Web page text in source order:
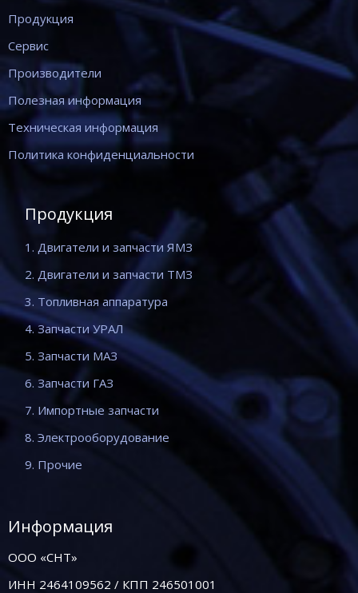
Продукция
Сервис
Производители
Полезная информация
Техническая информация
Политика конфиденциальности
Продукция
1. Двигатели и запчасти ЯМЗ
2. Двигатели и запчасти ТМЗ
3. Топливная аппаратура
4. Запчасти УРАЛ
5. Запчасти МАЗ
6. Запчасти ГАЗ
7. Импортные запчасти
8. Электрооборудование
9. Прочие
Информация
ООО «СНТ»
ИНН 2464109562 / КПП 246501001